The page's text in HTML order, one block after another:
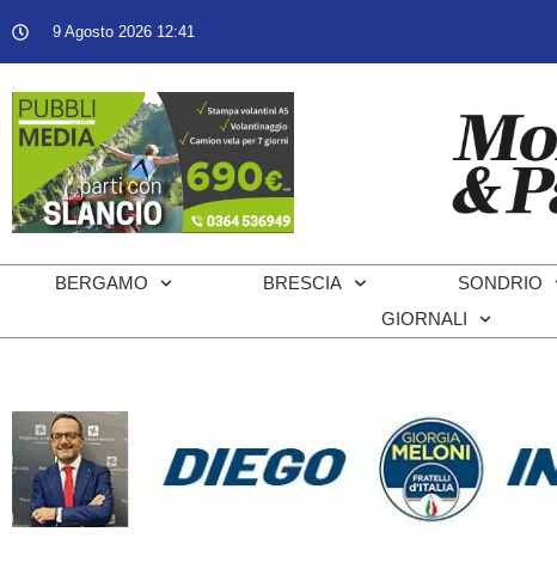
9 Agosto 2026 12:41
BERGAMO BRESCIA SONDRIO
GIORNALI